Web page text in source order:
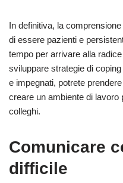
In definitiva, la
di essere pazienti e
tempo per arrivare alla
sviluppare strategie di
e impegnati, potrete
creare un ambiente di
colleghi.
Comunicare
difficile